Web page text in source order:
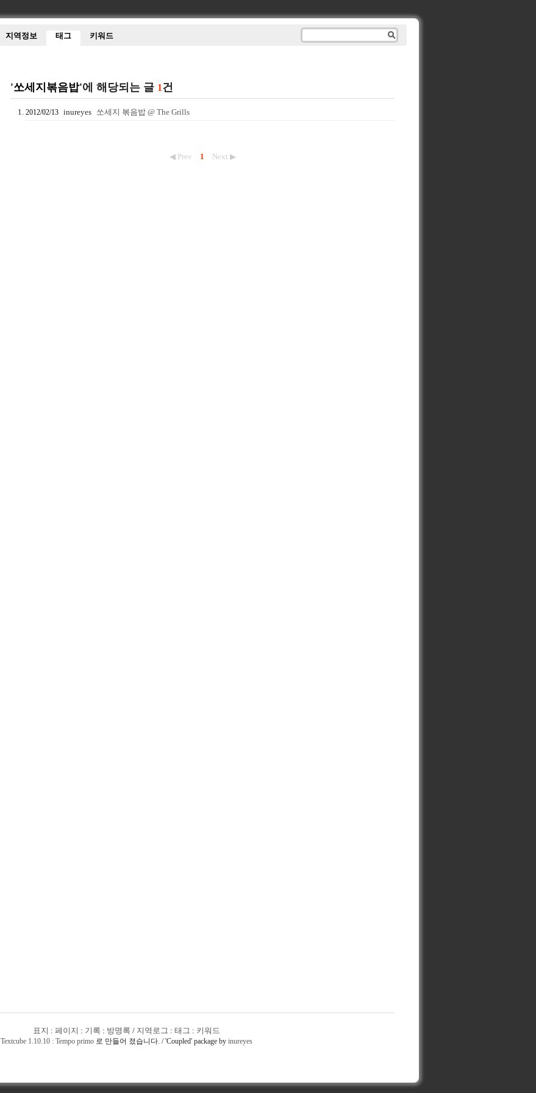
지역정보 태그 키워드
'쏘세지볶음밥'에 해당되는 글 1건
2012/02/13 inureyes 쏘세지 볶음밥 @ The Grills
◀ Prev 1 Next ▶
표지 : 페이지 : 기록 : 방명록 / 지역로그 : 태그 : 키워드
Textcube 1.10.10 : Tempo primo로 만들어 졌습니다. / 'Coupled' package by inureyes